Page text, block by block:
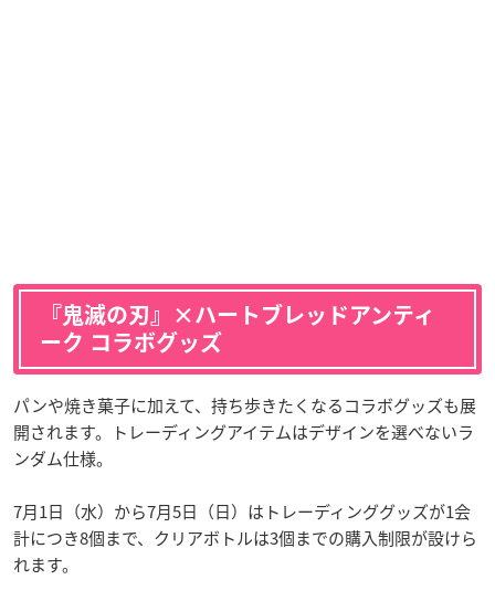
『鬼滅の刃』×ハートブレッドアンティ
ーク コラボグッズ
パンや焼き菓子に加えて、持ち歩きたくなるコラボグッズも展
開されます。トレーディングアイテムはデザインを選べないラ
ンダム仕様。
7月1日（水）から7月5日（日）はトレーディンググッズが1会
計につき8個まで、クリアボトルは3個までの購入制限が設けら
れます。